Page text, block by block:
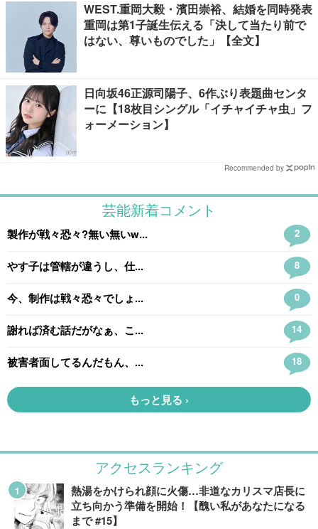
WEST.重岡大毅・濱田崇裕、結婚を同時発表
重岡は第1子誕生伝える「決して当たり前で
はない、尊いものでした」【全文】
日向坂46正源司陽子、6作ぶり表題曲センタ
ーに【18枚目シングル「イチャイチャ虫」フ
ォーメーション】
Recommended by
アクセスランキング
熱湯をかけられ顔に火傷…非道なカリスマ店長に
立ち向かう準備を開始！【醜い私があなたになる
まで #15】